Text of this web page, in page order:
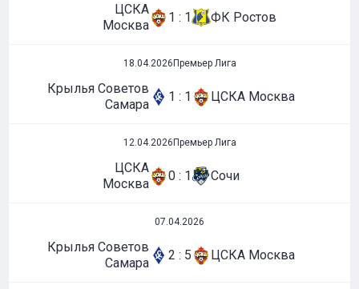
ЦСКА
Москва
1 : 1 ФК Ростов
18.04.2026 Премьер Лига
Крылья Советов
Самара
1 : 1 ЦСКА Москва
12.04.2026 Премьер Лига
ЦСКА
Москва
0 : 1 Сочи
07.04.2026
Крылья Советов
Самара
2 : 5 ЦСКА Москва